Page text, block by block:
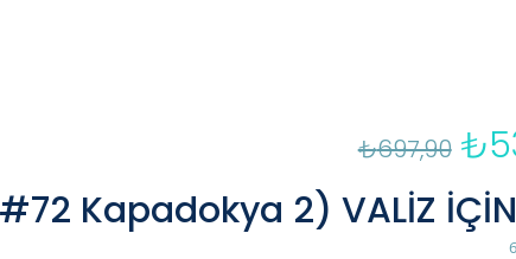
₺697,90 ₺
Kapadokya 2) VALİZ İÇİN